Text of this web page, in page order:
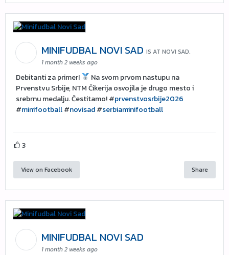
MINIFUDBAL NOVI SAD IS AT NOVI SAD.
1 month 2 weeks ago
Debitanti za primer!
Na svom prvom nastupu na
Prvenstvu Srbije, NTM Čikerija osvojila je drugo mesto i
srebrnu medalju. Čestitamo! #prvenstvosrbije2026
#minifootball#novisad#serbiaminifootball
3
View on Facebook Share
MINIFUDBAL NOVI SAD
1 month 2 weeks ago